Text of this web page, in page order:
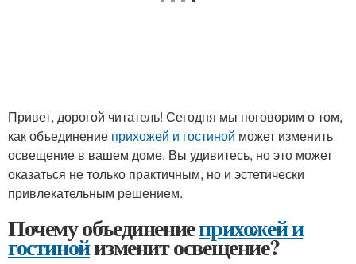
Привет, дорогой читатель! Сегодня мы поговорим о том,
как объединение прихожей и гостиной может изменить
освещение в вашем доме. Вы удивитесь, но это может
оказаться не только практичным, но и эстетически
привлекательным решением.
Почему объединениеприхожей и
гостинойизменит освещение?